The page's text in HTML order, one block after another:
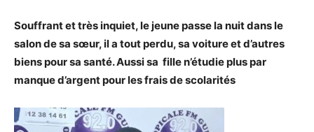
Souffrant et très inquiet, le jeune passe la nuit dans le
salon de sa sœur, il a tout perdu, sa voiture et d’autres
biens pour sa santé. Aussi sa fille n’étudie plus par
manque d’argent pour les frais de scolarités